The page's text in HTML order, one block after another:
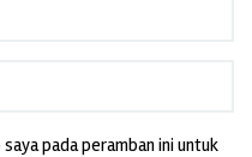
pada peramban ini untuk